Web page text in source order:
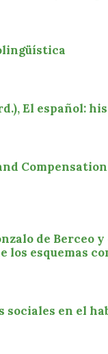
El español:
de Berceo
los esquemas
en el